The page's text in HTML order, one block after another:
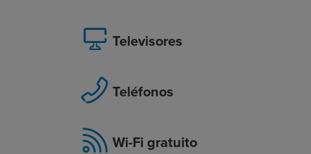
Televisores
Teléfonos
Wi-Fi gratuito